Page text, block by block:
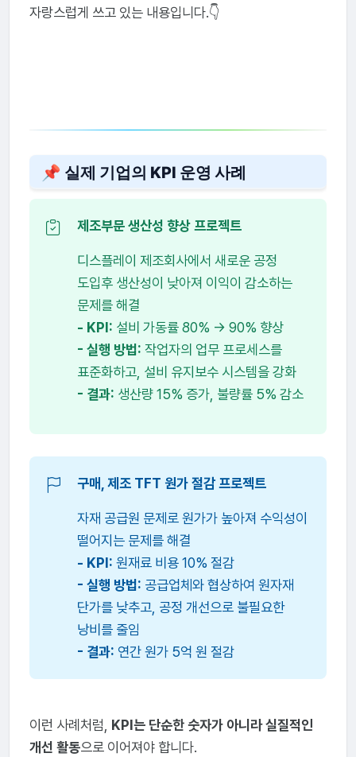
자랑스럽게 쓰고 있는 내용입니다.👇
📌 실제 기업의 KPI 운영 사례
제조부문 생산성 향상 프로젝트
디스플레이 제조회사에서 새로운 공정
도입후 생산성이 낮아져 이익이 감소하는
문제를 해결
- KPI: 설비 가동률 80% → 90% 향상
- 실행 방법: 작업자의 업무 프로세스를
표준화하고, 설비 유지보수 시스템을 강화
- 결과: 생산량 15% 증가, 불량률 5% 감소
구매, 제조 TFT 원가 절감 프로젝트
자재 공급원 문제로 원가가 높아져 수익성이
떨어지는 문제를 해결
- KPI: 원재료 비용 10% 절감
- 실행 방법: 공급업체와 협상하여 원자재
단가를 낮추고, 공정 개선으로 불필요한
낭비를 줄임
- 결과: 연간 원가 5억 원 절감
이런 사례처럼, KPI는 단순한 숫자가 아니라 실질적인
개선 활동으로 이어져야 합니다.